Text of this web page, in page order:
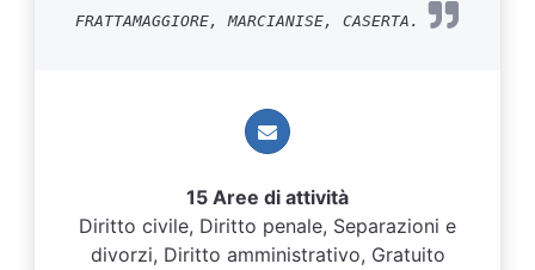
FRATTAMAGGIORE, MARCIANISE, CASERTA.
15 Aree di attività
Diritto civile, Diritto penale, Separazioni e
divorzi, Diritto amministrativo, Gratuito